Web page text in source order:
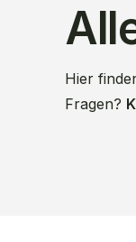
Hier
Fragen?